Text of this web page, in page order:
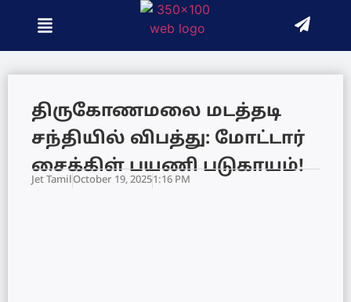
திருகோணமலை மடத்தடி
சந்தியில் விபத்து: மோட்டார்
சைக்கிள் பயணி படுகாயம்!
Jet TamilOctober 19, 20251:16 PM